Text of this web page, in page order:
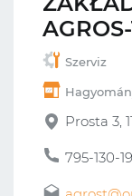
Szerviz
Prosta 3,
795-130-